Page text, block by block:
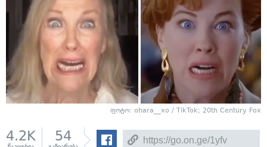
ფოტო: ohara__xo / TikTok; 20th Century Fox
4.2K 54